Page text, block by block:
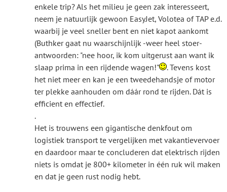
enkele trip? Als het milieu je geen zak interesseert,
neem je natuurlijk gewoon EasyJet, Volotea of TAP e.d.
waarbij je veel sneller bent en niet kapot aankomt
(Buthker gaat nu waarschijnlijk -weer heel stoer-
antwoorden: "nee hoor, ik kom uitgerust aan want ik
slaap prima in een rijdende wagen!"
. Tevens kost
het niet meer en kan je een tweedehandsje of motor
ter plekke aanhouden om dáár rond te rijden. Dát is
efficient en effectief.
.
Het is trouwens een gigantische denkfout om
logistiek transport te vergelijken met vakantievervoer
en daardoor maar te concluderen dat elektrisch rijden
niets is omdat je 800+ kilometer in één ruk wil maken
en dat je geen rust nodig hebt.